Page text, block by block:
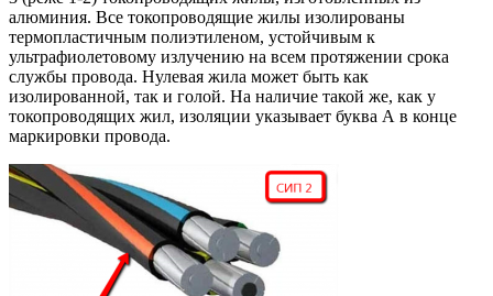
алюминия. Все токопроводящие жилы изолированы
термопластичным полиэтиленом, устойчивым к
ультрафиолетовому излучению на всем протяжении срока
службы провода. Нулевая жила может быть как
изолированной, так и голой. На наличие такой же, как у
токопроводящих жил, изоляции указывает буква А в конце
маркировки провода.